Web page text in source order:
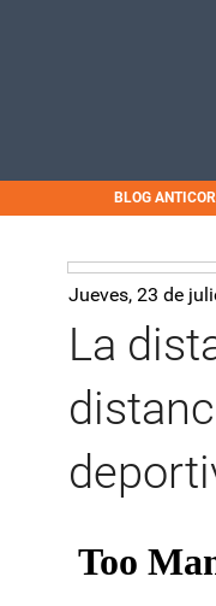
BLOG
Jueves, 23 de
La